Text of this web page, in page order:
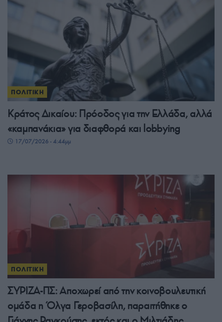
ΠΟΛΙΤΙΚΗ
Κράτος Δικαίου: Πρόοδος για την Ελλάδα, αλλά
«καμπανάκια» για διαφθορά και lobbying
17/07/2026 - 4:44μμ
ΠΟΛΙΤΙΚΗ
ΣΥΡΙΖΑ-ΠΣ: Αποχωρεί από την κοινοβουλευτική
ομάδα η Όλγα Γεροβασίλη, παραιτήθηκε ο